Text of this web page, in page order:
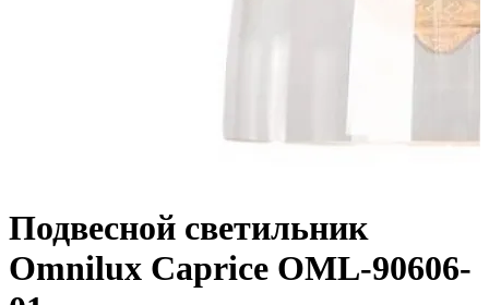
Подвесной светильник
Omnilux Caprice OML-90606-